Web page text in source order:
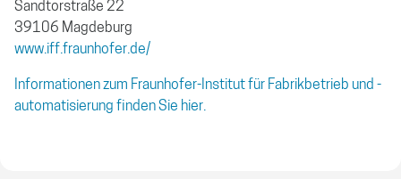
Sandtorstraße 22
39106 Magdeburg
www.iff.fraunhofer.de/
Informationen zum Fraunhofer-Institut für Fabrikbetrieb und -
automatisierung finden Sie hier.